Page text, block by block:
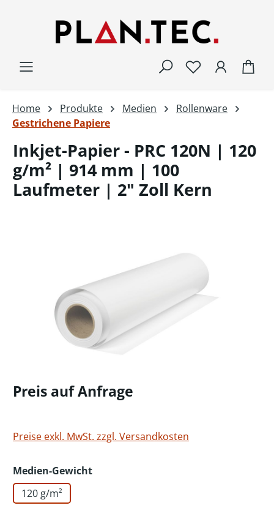
Home Produkte Medien
Rollenware
Gestrichene Papiere
Inkjet-Papier - PRC 120N | 120
g/m² | 914 mm | 100
Laufmeter | 2" Zoll Kern
Preis auf Anfrage
Preise exkl. MwSt. zzgl. Versandkosten
Medien-Gewichtauswählen
120 g/m²